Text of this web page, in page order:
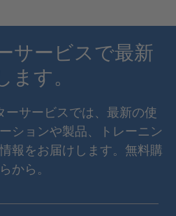
サービスで最新
す。
ーサービスでは、最新の使
ションや製品、トレーニン
報をお届けします。無料購
から。